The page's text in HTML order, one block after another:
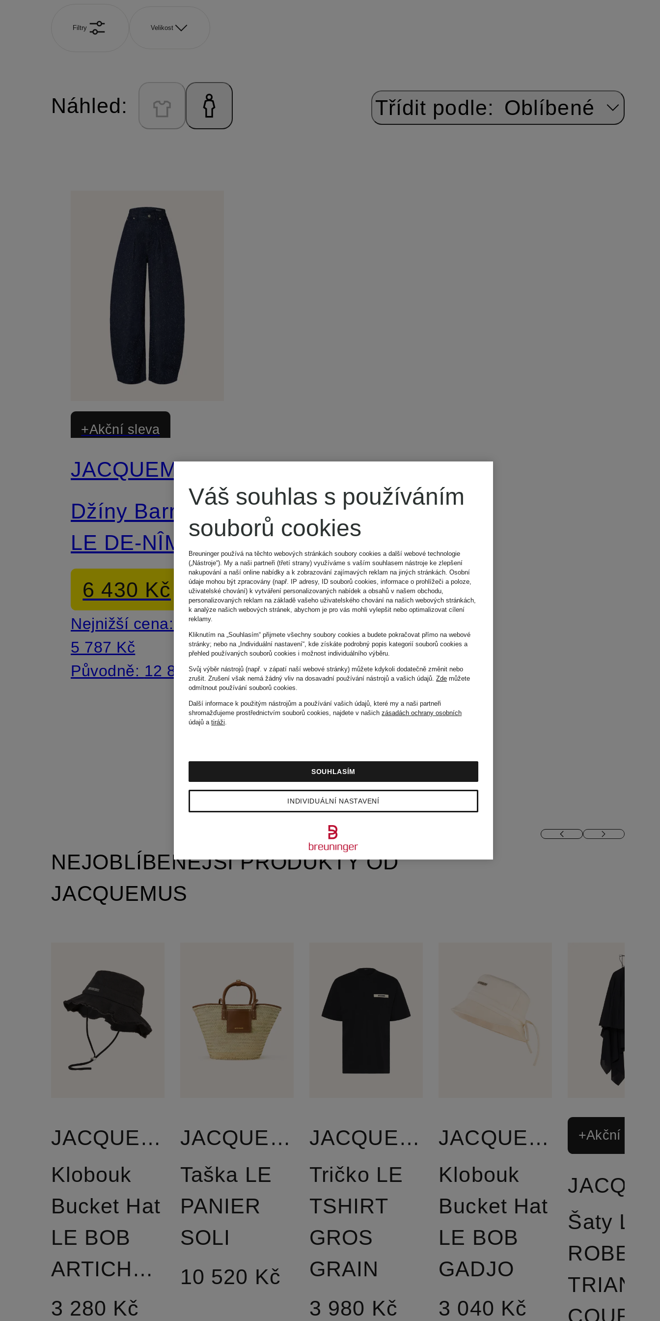
Filtry Velikost
Náhled: Třídit podle: Oblíbené
+Akční sleva
JACQUEMUS
Džíny Barrel
LE DE-NÎMES
OVALO
6 430 Kč
Nejnižší cena:
5 787 Kč
Původně: 12 860 Kč
NEJOBLÍBENĚJŠÍ PRODUKTY OD
JACQUEMUS
JACQUEMUS
Klobouk
Bucket Hat
LE BOB
ARTICHAUT
3 280 Kč
JACQUEMUS
Taška LE
PANIER
SOLI
10 520 Kč
JACQUEMUS
Tričko LE
TSHIRT
GROS
GRAIN
3 980 Kč
JACQUEMUS
Klobouk
Bucket Hat
LE BOB
GADJO
3 040 Kč
+Akční sleva
Šaty LA
ROBE
COURTE
Váš souhlas s používáním
souborů cookies
Breuninger používá na těchto webových stránkách soubory cookies a další webové technologie
(„Nástroje“). My a naši partneři (třetí strany) využíváme s vaším souhlasem nástroje ke zlepšení
nakupování a naší online nabídky a k zobrazování zajímavých reklam na jiných stránkách. Osobní
údaje mohou být zpracovány (např. IP adresy, ID souborů cookies, informace o prohlížeči a poloze,
uživatelské chování) k vytváření personalizovaných nabídek a obsahů v našem obchodu,
personalizovaných reklam na základě vašeho uživatelského chování na našich webových stránkách,
k analýze našich webových stránek, abychom je pro vás mohli vylepšit nebo optimalizovat cílení
reklamy.
Kliknutím na „Souhlasím“ přijmete všechny soubory cookies a budete pokračovat přímo na webové
stránky; nebo na „Individuální nastavení“, kde získáte podrobný popis kategorií souborů cookies a
přehled používaných souborů cookies i možnost individuálního výběru.
Svůj výběr nástrojů (např. v zápatí naší webové stránky) můžete kdykoli dodatečně změnit nebo
zrušit. Zrušení však nemá žádný vliv na dosavadní používání nástrojů a vašich údajů. Zde můžete
odmítnout používání souborů cookies.
Další informace k použitým nástrojům a používání vašich údajů, které my a naši partneři
shromažďujeme prostřednictvím souborů cookies, najdete v našich zásadách ochrany osobních
údajů a tiráži.
INDIVIDUÁLNÍ NASTAVENÍ
SOUHLASÍM